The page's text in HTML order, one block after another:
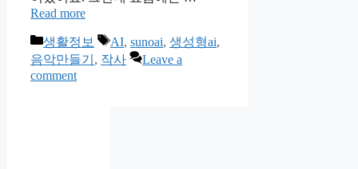
Read more
Categories
생활정보 Tags
AI, sunoai, 생성형ai,
음악만들기 , 작사
Leave a
comment